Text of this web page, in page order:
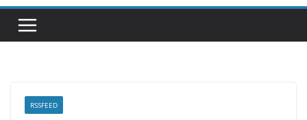
RSSFEED